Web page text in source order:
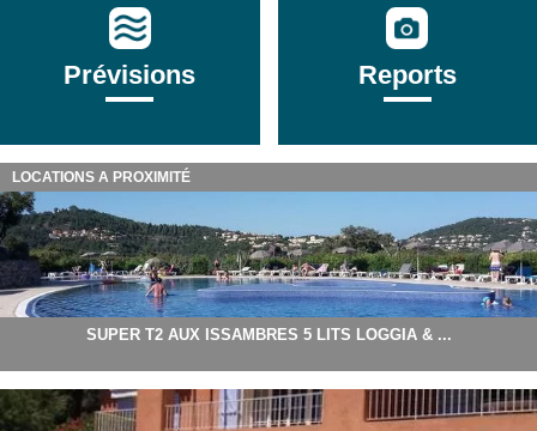
Prévisions Reports
LOCATIONS A PROXIMITÉ
SUPER T2 AUX ISSAMBRES 5 LITS LOGGIA & ...